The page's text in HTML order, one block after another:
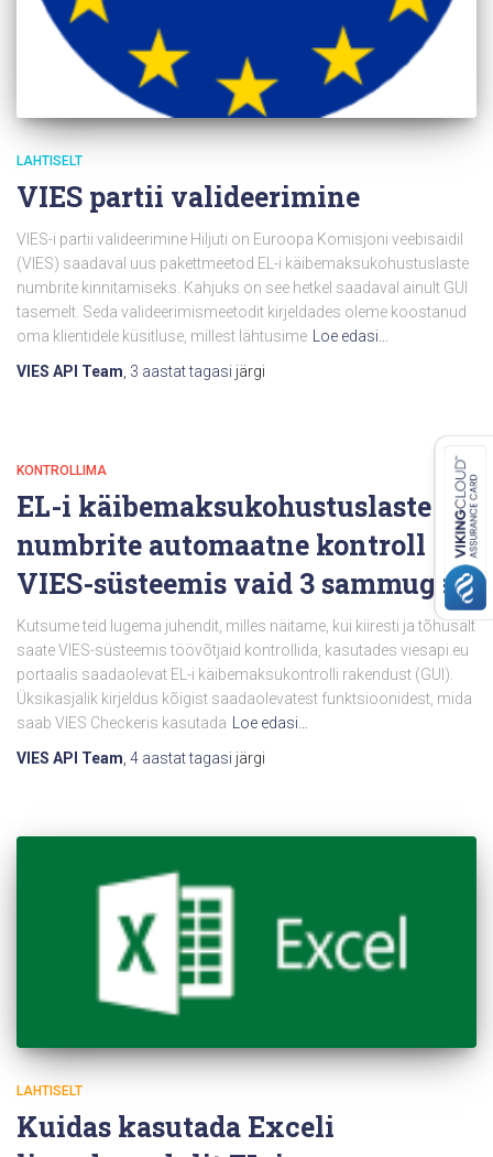
LAHTISELT
VIES partii valideerimine
VIES-i partii valideerimine Hiljuti on Euroopa Komisjoni veebisaidil
(VIES) saadaval uus pakettmeetod EL-i käibemaksukohustuslaste
numbrite kinnitamiseks. Kahjuks on see hetkel saadaval ainult GUI
tasemelt. Seda valideerimismeetodit kirjeldades oleme koostanud
oma klientidele küsitluse, millest lähtusime Loe edasi…
VIES API Team 3 aastattagasi järgi
KONTROLLIMA
EL-i käibemaksukohustuslaste
numbrite automaatne kontroll
VIES-süsteemis vaid 3 sammuga
Kutsume teid lugema juhendit, milles näitame, kui kiiresti ja tõhusalt
saate VIES-süsteemis töövõtjaid kontrollida, kasutades viesapi.eu
portaalis saadaolevat EL-i käibemaksukontrolli rakendust (GUI).
Üksikasjalik kirjeldus kõigist saadaolevatest funktsioonidest, mida
saab VIES Checkeris kasutada Loe edasi…
VIES API Team 4 aastattagasi järgi
LAHTISELT
Kuidas kasutada Exceli